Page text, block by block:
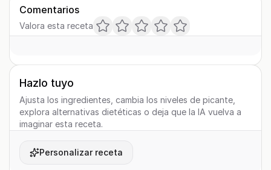
Comentarios
Valora esta receta
Hazlo tuyo
Ajusta los ingredientes, cambia los niveles de picante,
explora alternativas dietéticas o deja que la IA vuelva a
imaginar esta receta.
Personalizar receta